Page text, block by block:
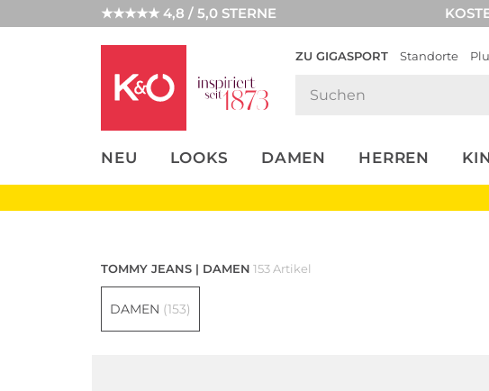
★★★★★ 4,8 / 5,0 STERNE
ZU GIGASPORT Standorte
NEU LOOKS DAMEN HERREN
UNSERE APP
CLICK &
TOMMY JEANS | DAMEN 153 Artikel
DAMEN (153)